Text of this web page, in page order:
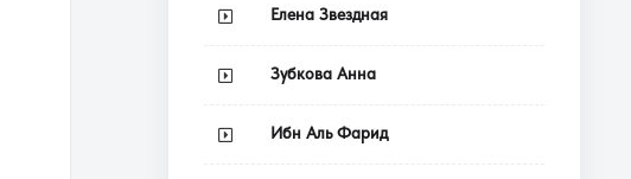
Елена Звездная
Зубкова Анна
Ибн Аль Фарид